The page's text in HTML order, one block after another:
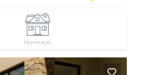
таунхаус